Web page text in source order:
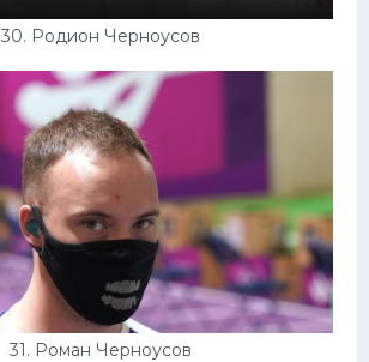
30. Родион Черноусов
31. Роман Черноусов